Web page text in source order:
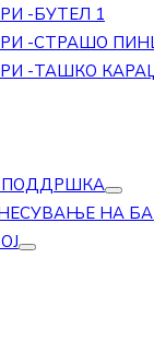
-БУТЕЛ 1
-СТРАШО
-ТАШКО
ПОДДРШКА
НА